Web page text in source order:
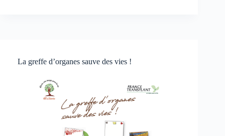
La greffe d’organes sauve des vies !